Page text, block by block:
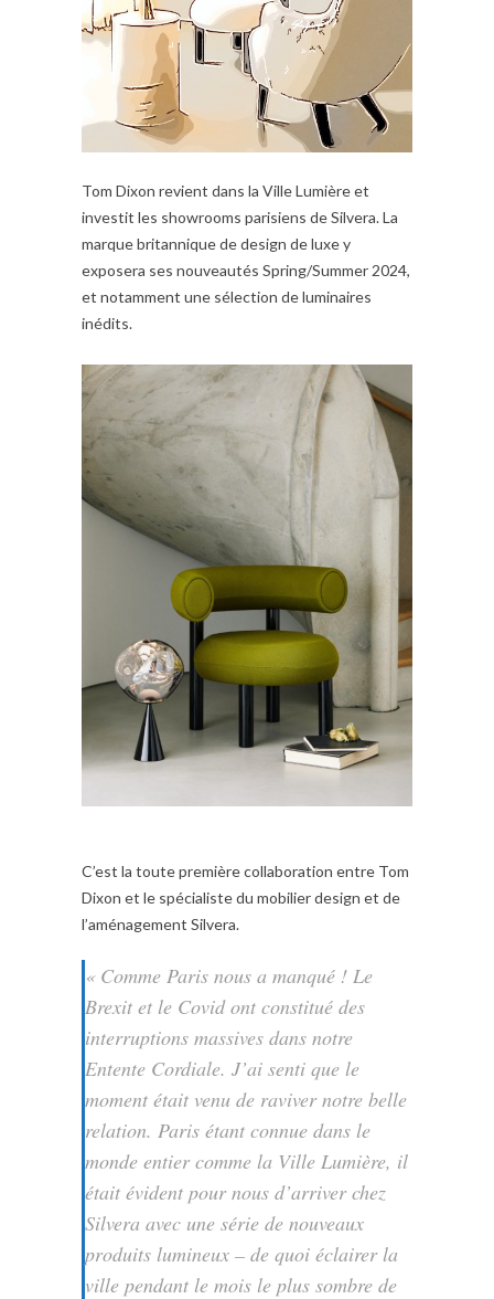
Tom Dixon revient dans la Ville Lumière et
investit les showrooms parisiens de Silvera. La
marque britannique de design de luxe y
exposera ses nouveautés Spring/Summer 2024,
et notamment une sélection de luminaires
inédits.
C’est la toute première collaboration entre Tom
Dixon et le spécialiste du mobilier design et de
l’aménagement Silvera.
« Comme Paris nous a manqué ! Le
Brexit et le Covid ont constitué des
interruptions massives dans notre
Entente Cordiale. J’ai senti que le
moment était venu de raviver notre belle
relation. Paris étant connue dans le
monde entier comme la Ville Lumière, il
était évident pour nous d’arriver chez
Silvera avec une série de nouveaux
produits lumineux – de quoi éclairer la
ville pendant le mois le plus sombre de